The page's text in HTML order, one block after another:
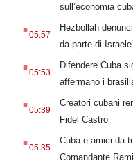
sull’economia
.05:57
Hezbollah
da parte di
.05:53
Difendere Cuba
affermano i
.05:39
Creatori cubani
Fidel Castro
.05:35
Cuba e amici da
Comandante